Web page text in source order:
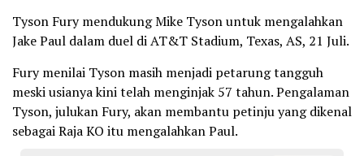
Tyson Fury mendukung Mike Tyson untuk mengalahkan
Jake Paul dalam duel di AT&T Stadium, Texas, AS, 21 Juli.
Fury menilai Tyson masih menjadi petarung tangguh
meski usianya kini telah menginjak 57 tahun. Pengalaman
Tyson, julukan Fury, akan membantu petinju yang dikenal
sebagai Raja KO itu mengalahkan Paul.